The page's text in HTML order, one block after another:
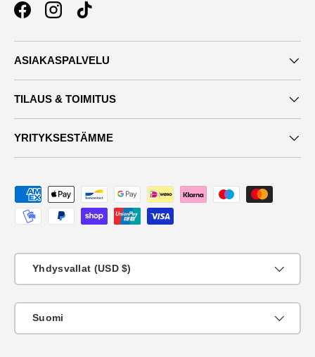
FacebookInstagramTikTok
ASIAKASPALVELU
TILAUS & TOIMITUS
YRITYKSESTÄMME
Maksutavat
Yhdysvallat (USD $)
Suomi